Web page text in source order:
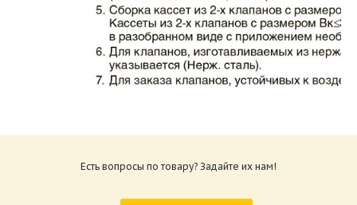
ВИНГС-М КЛОП-2.pdf
приводов КЛОП-2.pdf
Есть вопросы по товару? Задайте их нам!